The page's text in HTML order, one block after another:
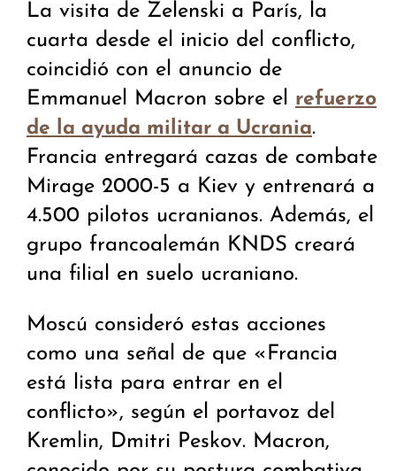
La visita de Zelenski a París, la
cuarta desde el inicio del conflicto,
coincidió con el anuncio de
Emmanuel Macron sobre el refuerzo
de la ayuda militar a Ucrania.
Francia entregará cazas de combate
Mirage 2000-5 a Kiev y entrenará a
4.500 pilotos ucranianos. Además, el
grupo francoalemán KNDS creará
una filial en suelo ucraniano.
Moscú consideró estas acciones
como una señal de que «Francia
está lista para entrar en el
conflicto», según el portavoz del
Kremlin, Dmitri Peskov. Macron,